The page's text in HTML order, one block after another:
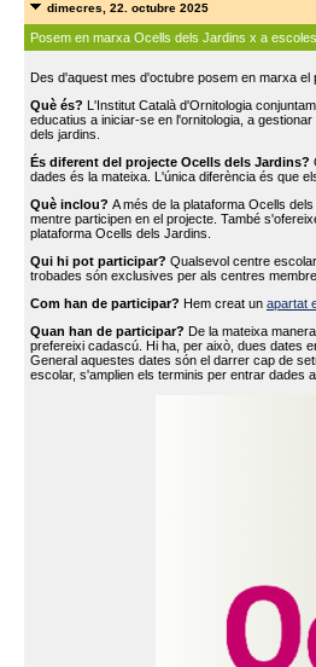
dimecres, 22. octubre 2025
Posem en marxa Ocells dels Jardins x a escoles
Des d'aquest mes d'octubre posem en marxa
Què és? L'Institut Català d'Ornitologia
educatius a iniciar-se en l'ornitologia, a
dels jardins.
És diferent del projecte Ocells dels Jardins?
dades és la mateixa. L'única diferència és que
Què inclou? A més de la plataforma Ocells
mentre participen en el projecte. També
plataforma Ocells dels Jardins.
Qui hi pot participar? Qualsevol centre
trobades són exclusives per als centres
Com han de participar? Hem creat un apartat
Quan han de participar? De la mateixa
prefereixi cadascú. Hi ha, per això, dues dates
General aquestes dates són el darrer cap de
escolar, s'amplien els terminis per entrar dades